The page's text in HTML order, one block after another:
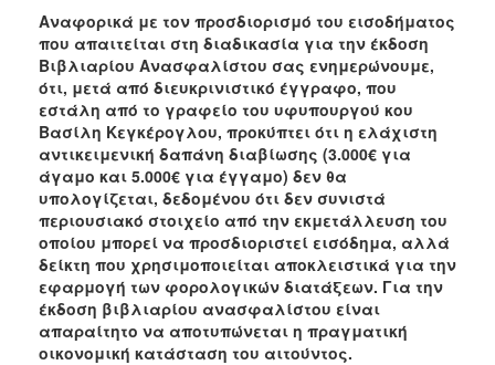
Απασχόλησης
Παιδιών
(Κ.Δ.Α.Π.)
Κέντρα
Ημερήσιας
Φροντίδας
Ηλικιωμένων
(Κ.Η.Φ.Η.)
Κ.Δ.Α.Π.Α.μεΑ.
Αδειοδότηση
&
Έλεγχος
Βρεφονηπιακών
Σταθμών
Αναφορικά με τον προσδιορισμό του εισοδήματος
που απαιτείται στη διαδικασία για την έκδοση
Βιβλιαρίου Ανασφαλίστου σας ενημερώνουμε,
ότι, μετά από διευκρινιστικό έγγραφο, που
εστάλη από το γραφείο του υφυπουργού κου
Βασίλη Κεγκέρογλου, προκύπτει ότι η ελάχιστη
αντικειμενική δαπάνη διαβίωσης (3.000€ για
άγαμο και 5.000€ για έγγαμο) δεν θα
υπολογίζεται, δεδομένου ότι δεν συνιστά
περιουσιακό στοιχείο από την εκμετάλλευση του
οποίου μπορεί να προσδιοριστεί εισόδημα, αλλά
δείκτη που χρησιμοποιείται αποκλειστικά για την
εφαρμογή των φορολογικών διατάξεων. Για την
έκδοση βιβλιαρίου ανασφαλίστου είναι
απαραίτητο να αποτυπώνεται η πραγματική
οικονομική κατάσταση του αιτούντος.